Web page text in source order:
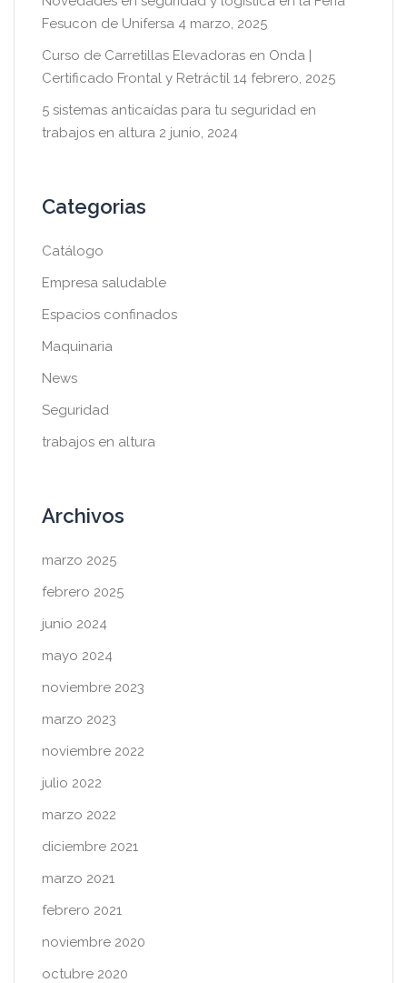
Fesucon de Unifersa 4 marzo, 2025
Curso de Carretillas Elevadoras en Onda |
Certificado Frontal y Retráctil 14 febrero, 2025
5 sistemas anticaídas para tu seguridad en
trabajos en altura 2 junio, 2024
Categorias
Catálogo
Empresa saludable
Espacios confinados
Maquinaria
News
Seguridad
trabajos en altura
Archivos
marzo 2025
febrero 2025
junio 2024
mayo 2024
noviembre 2023
marzo 2023
noviembre 2022
julio 2022
marzo 2022
diciembre 2021
marzo 2021
febrero 2021
noviembre 2020
octubre 2020